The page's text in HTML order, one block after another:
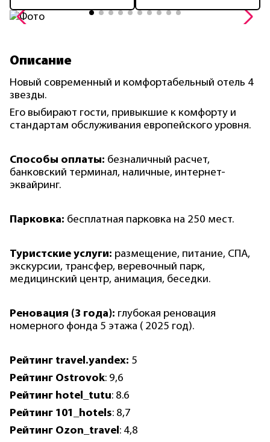
Описание
Новый современный и комфортабельный отель 4
звезды.
Его выбирают гости, привыкшие к комфорту и
стандартам обслуживания европейского уровня.
Способы оплаты: безналичный расчет,
банковский терминал, наличные, интернет-
эквайринг.
Парковка: бесплатная парковка на 250 мест.
Туристские услуги: размещение, питание, СПА,
экскурсии, трансфер, веревочный парк,
медицинский центр, анимация, беседки.
Реновация (3 года): глубокая реновация
номерного фонда 5 этажа ( 2025 год).
Рейтинг travel.yandex: 5
Рейтинг Ostrovok: 9,6
Рейтинг hotel_tutu: 8.6
Рейтинг 101_hotels: 8,7
Рейтинг Ozon_travel : 4,8